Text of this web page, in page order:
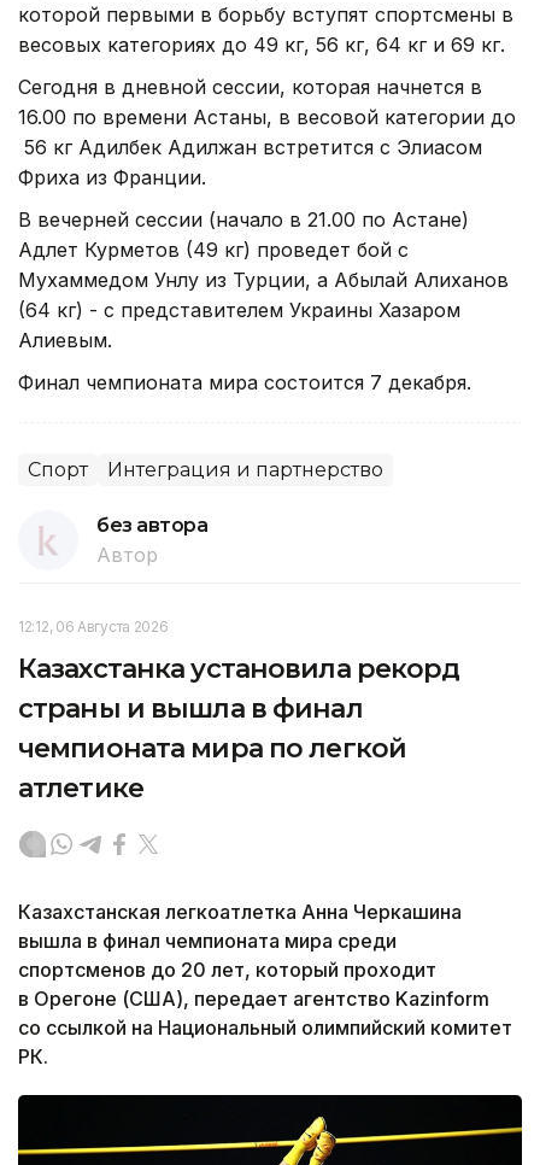
которой первыми в борьбу вступят спортсмены в
весовых категориях до 49 кг, 56 кг, 64 кг и 69 кг.
Сегодня в дневной сессии, которая начнется в
16.00 по времени Астаны, в весовой категории до
56 кг Адилбек Адилжан встретится с Элиасом
Фриха из Франции.
В вечерней сессии (начало в 21.00 по Астане)
Адлет Курметов (49 кг) проведет бой с
Mухаммедом Унлу из Турции, а Абылай Алиханов
(64 кг) - с представителем Украины Хазаром
Алиевым.
Финал чемпионата мира состоится 7 декабря.
Спорт Интеграция и партнерство
без автора
Автор
12:12, 06 Августа 2026
Казахстанка установила рекорд
страны и вышла в финал
чемпионата мира по легкой
атлетике
Казахстанская легкоатлетка Анна Черкашина
вышла в финал чемпионата мира среди
спортсменов до 20 лет, который проходит
в Орегоне (США), передает агентство Kazinform
со ссылкой на Национальный олимпийский комитет
РК.